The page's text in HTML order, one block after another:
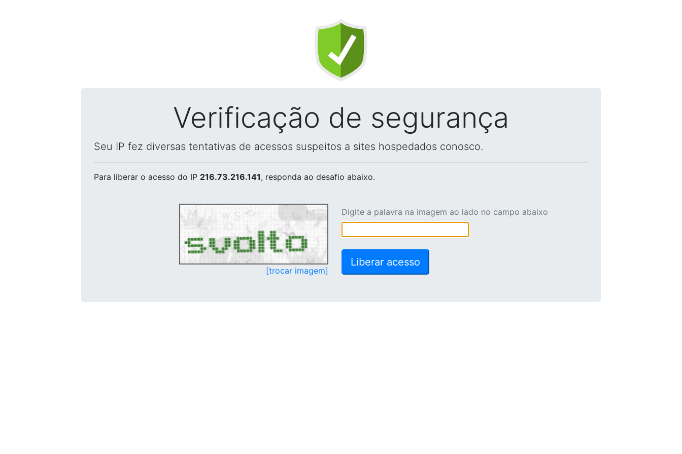
Verificação de segurança
Seu IP fez diversas tentativas de acessos suspeitos a sites hospedados conosco.
Para liberar o acesso do IP 216.73.216.141, responda ao desafio abaixo.
[trocar imagem]
Digite a palavra na imagem ao lado no campo abaixo